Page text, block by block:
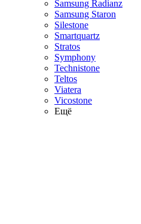
Samsung Radianz
Samsung Staron
Silestone
Smartquartz
Stratos
Symphony
Technistone
Teltos
Viatera
Vicostone
Ещё